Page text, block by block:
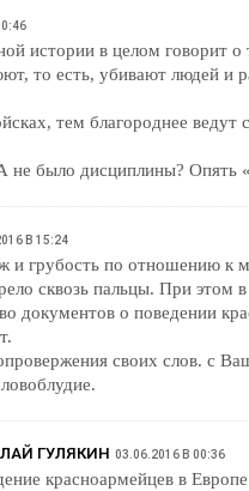
истории в целом говорит о
то есть, убивают людей и
тем благороднее ведут
не было дисциплины? Опять
В 15:24
и грубость по отношению к
сквозь пальцы. При этом
документов о поведении
своих слов. с
ГУЛЯКИН 03.06.2016 В 00:36
красноармейцев в